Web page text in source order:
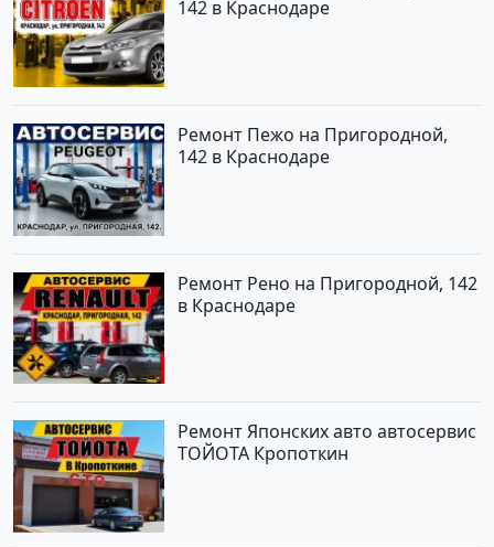
142 в Краснодаре
Ремонт Пежо на Пригородной,
142 в Краснодаре
Ремонт Рено на Пригородной, 142
в Краснодаре
Ремонт Японских авто автосервис
ТОЙОТА Кропоткин